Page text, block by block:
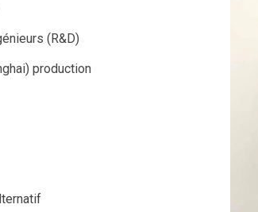
(R&D)
production